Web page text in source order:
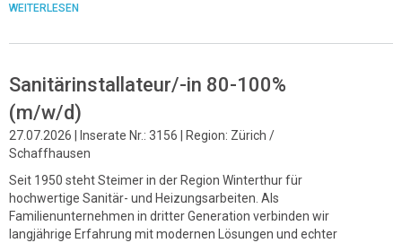
WEITERLESEN
Sanitärinstallateur/-in 80-100%
(m/w/d)
27.07.2026 | Inserate Nr.: 3156 | Region: Zürich /
Schaffhausen
Seit 1950 steht Steimer in der Region Winterthur für
hochwertige Sanitär- und Heizungsarbeiten. Als
Familienunternehmen in dritter Generation verbinden wir
langjährige Erfahrung mit modernen Lösungen und echter